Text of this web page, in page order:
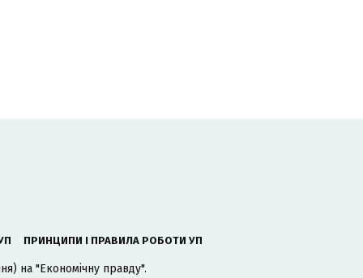
ПРИНЦИПИ І ПРАВИЛА РОБОТИ УП
на "Економічну правду".